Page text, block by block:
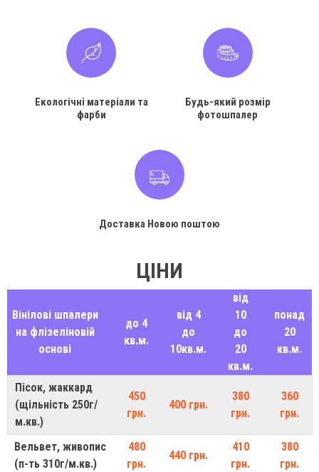
Екологічні матеріали та
фарби
Будь-який розмір
фотошпалер
Доставка Новою поштою
ЦІНИ
Вінілові шпалери
на флізеліновій
основі
до 4
кв.м.
від 4
до
10кв.м.
від
10
до
20
кв.м.
понад
20
кв.м.
Пісок, жаккард
(щільність 250г/
м.кв.)
450
грн.
400 грн.
380
грн.
360
грн.
Вельвет, живопис
(п-ть 310г/м.кв.)
480
грн.
440 грн.
410
грн.
380
грн.